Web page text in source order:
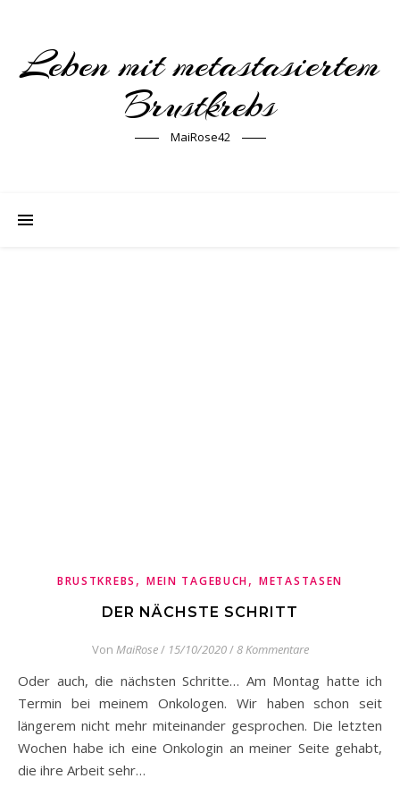
Leben mit metastasiertem
Brustkrebs
MaiRose42
BRUSTKREBS , MEIN TAGEBUCH,METASTASEN
DER NÄCHSTE SCHRITT
Von MaiRose/ 15/10/2020/8 Kommentare
Oder auch, die nächsten Schritte… Am Montag hatte ich
Termin bei meinem Onkologen. Wir haben schon seit
längerem nicht mehr miteinander gesprochen. Die letzten
Wochen habe ich eine Onkologin an meiner Seite gehabt,
die ihre Arbeit sehr…